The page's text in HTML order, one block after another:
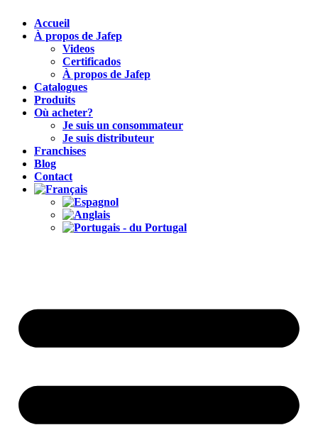
Accueil
À propos de Jafep
Videos
Certificados
À propos de Jafep
Catalogues
Produits
Où acheter?
Je suis un consommateur
Je suis distributeur
Franchises
Blog
Contact